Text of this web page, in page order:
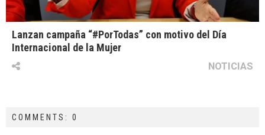
Lanzan campaña “#PorTodas” con motivo del Día
Internacional de la Mujer
NOTICIAS
COMMENTS: 0